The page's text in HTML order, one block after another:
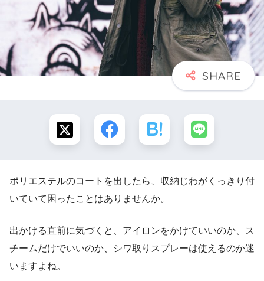
ポリエステルのコートを出したら、収納じわがくっきり付
いていて困ったことはありませんか。
出かける直前に気づくと、アイロンをかけていいのか、ス
チームだけでいいのか、シワ取りスプレーは使えるのか迷
いますよね。